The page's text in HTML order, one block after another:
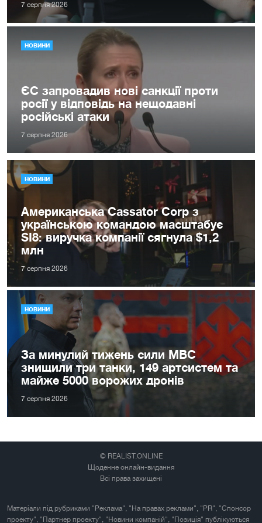
7 серпня 2026
НОВИНИ
ЄС запровадив нові санкції проти
росії у відповідь на нещодавні
російські атаки
7 серпня 2026
НОВИНИ
Американська Cassator Corp з
українською командою масштабує
SI8: виручка компанії сягнула $1,2
млн
7 серпня 2026
НОВИНИ
За минулий тижень сили МВС
знищили три танки, 149 артсистем та
майже 5000 ворожих дронів
7 серпня 2026
© REALIST.ONLINE
Щоденне онлайн-видання
Всі права захищені
Матеріали під рубриками "Реклама", "На правах реклами", "PR", "Спонсор
проекту", "Партнер проекту", "Новини компаній", "Позиція" публікуються